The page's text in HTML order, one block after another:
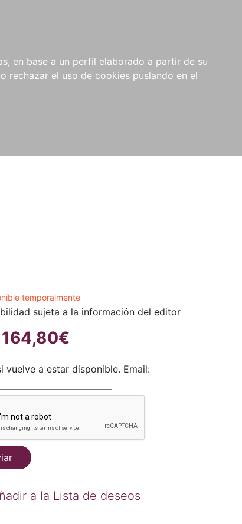
en base a un perfil elaborado a partir de su
rechazar el uso de cookies puslando en el
NOVEDADES NOTICIAS
COMPRAS
INSTITUCIONALES
temporalmente
sujeta a la información del editor
164,80€
vuelve a estar disponible. Email:
a la Lista de deseos